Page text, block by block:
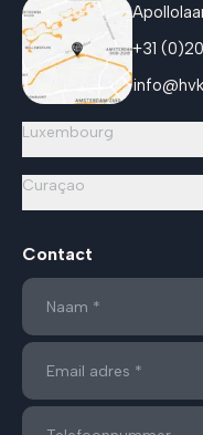
+31
Luxembourg
Curaçao
Contact